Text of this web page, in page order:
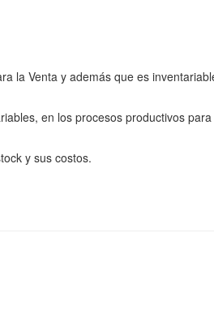
la Venta y además que es
en los procesos productivos
y sus costos.